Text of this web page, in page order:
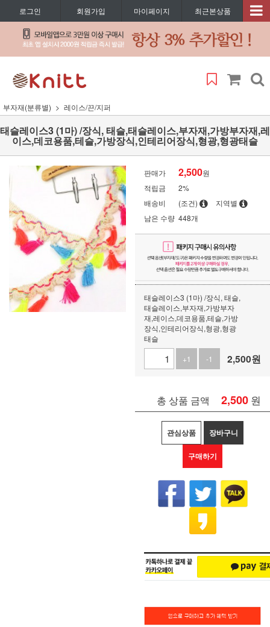
로그인 회원가입 마이페이지 최근본상품
부자재(분류별) 레이스/끈/지퍼
태슬레이스3 (1마) /장식, 태슬,태슬레이스,부자재,가방부자재,레
이스,데코용품,테슬,가방장식,인테리어장식,형광,형광태슬
판매가 2,500원
적립금
2%
배송비
(조건)
지역별
남은 수량 448개
태슬레이스3 (1마) /장식, 태슬,
태슬레이스,부자재,가방부자
재,레이스,데코용품,테슬,가방
장식,인테리어장식,형광,형광
태슬
+1
-1 2,500원
총 상품 금액 2,500 원
관심상품 장바구니
구매하기